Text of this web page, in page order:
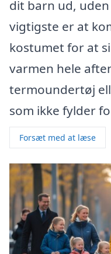
dit barn ud,
vigtigste er at
kostumet for at
varmen hele
termoundertøj
som ikke fylder
Forsæt med at læse